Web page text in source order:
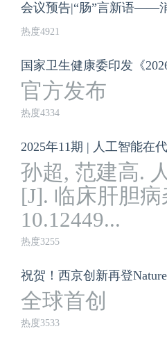
会议预告|“肠”言新语——
热度4921
国家卫生健康委印发《
官方发布
热度4334
2025年11期 | 人工智能在
孙超, 范建高.
[J]. 临床肝胆病
10.12449...
热度3255
祝贺！西京创新再登Nature
全球首创
热度3533